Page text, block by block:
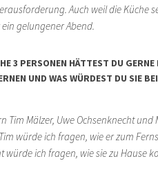
Auch weil die Küche
gelungener Abend.
3 PERSONEN HÄTTEST DU GERNE
UND WAS WÜRDEST DU SIE
Tim Mälzer, Uwe Ochsenknecht und
würde ich fragen, wie er zum
ich fragen, wie sie zu Hause